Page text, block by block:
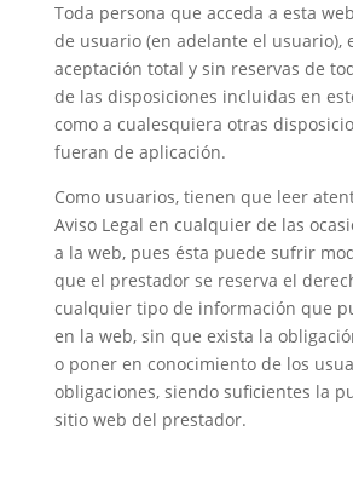
Toda persona que acceda a esta
de usuario (en adelante el usuario),
aceptación total y sin reservas de
de las disposiciones incluidas en
como a cualesquiera otras
fueran de aplicación.
Como usuarios, tienen que leer
Aviso Legal en cualquier de las
a la web, pues ésta puede sufrir
que el prestador se reserva el
cualquier tipo de información que
en la web, sin que exista la
o poner en conocimiento de los
obligaciones, siendo suficientes la
sitio web del prestador.